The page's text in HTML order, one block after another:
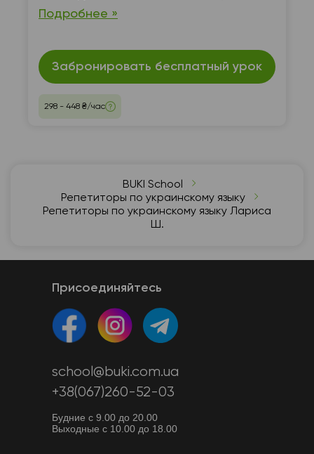
каждом детском сердце зажечь огонек
познания, мышления, добра"
Подробнее »
Забронировать бесплатный урок
298 - 448 ₴/час
BUKI School
Репетиторы по украинскому языку
Репетиторы по украинскому языку Лариса
Ш.
Присоединяйтесь
school@buki.com.ua
+38(067)260-52-03
Будние с 9.00 до 20.00
Выходные с 10.00 до 18.00